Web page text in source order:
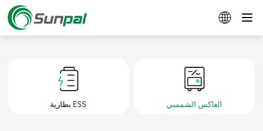
بطارية ESS العاكس الشمسي